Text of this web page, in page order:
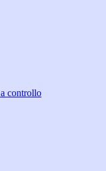
controllo